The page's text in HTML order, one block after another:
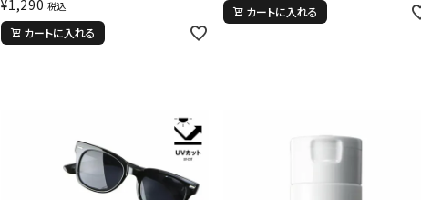
¥1,290 税込
カートに入れる
カートに入れる